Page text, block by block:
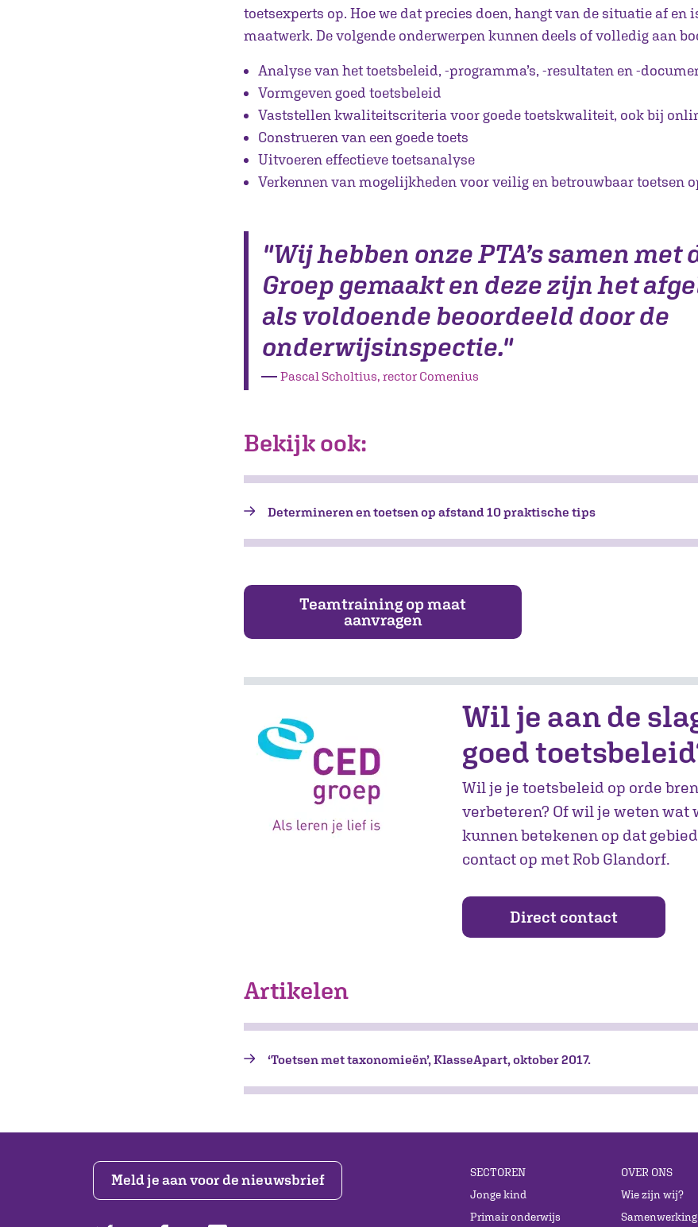
toetsexperts op. Hoe we dat precies doen, hangt van de situatie af en
maatwerk. De volgende onderwerpen kunnen deels of volledig aan
Analyse van het toetsbeleid, -programma’s, -resultaten en -
Vormgeven goed toetsbeleid
Vaststellen kwaliteitscriteria voor goede toetskwaliteit, ook bij
Construeren van een goede toets
Uitvoeren effectieve toetsanalyse
Verkennen van mogelijkheden voor veilig en betrouwbaar toetsen
"Wij hebben onze PTA’s samen met
Groep gemaakt en deze zijn het
als voldoende beoordeeld door de
onderwijsinspectie."
― Pascal Scholtius, rector Comenius
Bekijk ook:
Determineren en toetsen op afstand 10 praktische tips
Teamtraining op maat
aanvragen
Wil je aan de
goed
Wil je je toetsbeleid op orde
verbeteren? Of wil je weten wat
kunnen betekenen op dat
contact op met Rob Glandorf.
Direct contact
Artikelen
‘Toetsen met taxonomieën’, KlasseApart, oktober 2017.
Meld je aan voor de nieuwsbrief
SECTOREN
Jonge kind
Primair onderwijs
OVER ONS
Wie zijn wij?
Samenwerking